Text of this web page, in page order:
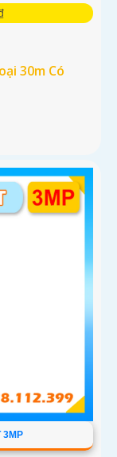
30m Có
3MP